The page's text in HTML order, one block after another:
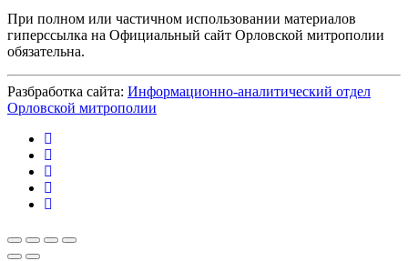
При полном или частичном использовании материалов
гиперссылка на Официальный сайт Орловской митрополии
обязательна.
Разбработка сайта: Информационно-аналитический отдел
Орловской митрополии